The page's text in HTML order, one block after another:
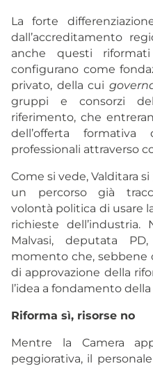
La forte
dall’accreditamento
anche questi
configurano come
privato, della cui
gruppi e consorzi
riferimento, che
dell’offerta
professionali attraverso
Come si vede, Valditara
un percorso già
volontà politica di usare
richieste dell’industria.
Malvasi, deputata
momento che,
di approvazione della
l’idea a fondamento
Riforma sì, risorse no
Mentre la Camera
peggiorativa, il